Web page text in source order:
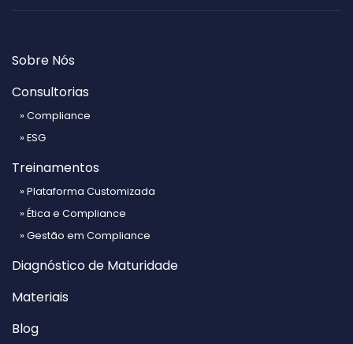
Sobre Nós
Consultorias
» Compliance
» ESG
Treinamentos
» Plataforma Customizada
» Ética e Compliance
» Gestão em Compliance
Diagnóstico de Maturidade
Materiais
Blog